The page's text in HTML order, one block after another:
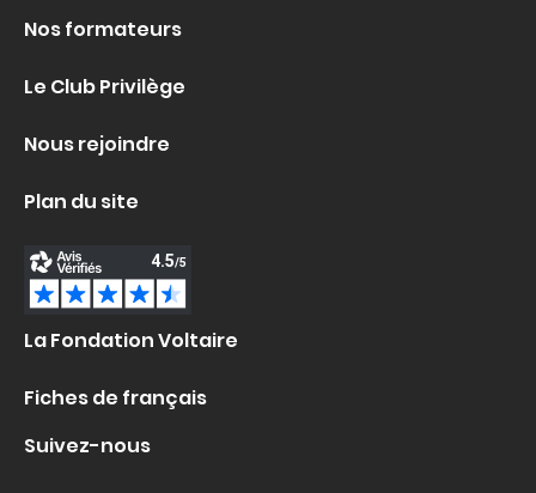
Nos formateurs
Le Club Privilège
Nous rejoindre
Plan du site
La Fondation Voltaire
Fiches de français
Suivez-nous